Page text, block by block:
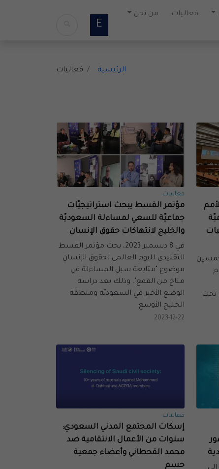
فعاليات من نحن
E
الرئيسية فعاليات
تحت
فعاليات
مؤتمر القسط يبحث استراتيجيّات
جماعيّة للسعي لمساءلة السعوديّة
والخليج لانتهاكات حقوق الإنسان
في 8 ديسمبر 2023، بحث مؤتمر القسط
التقليدي لليوم العالمي لحقوق الإنسان
موضوع "متابعة سبل المساءلة في
مناخ من القمع". وذلك بعد دراسة
الوضع الأخير في السعوديّة ومنطقة
الخليج الأوسع.
2023-12-22
فعاليات
إسكات المجتمع المدني السعودي:
سنوات من الأعمال الانتقامية ضد
محمد القحطاني وأعضاء جمعية
حسم